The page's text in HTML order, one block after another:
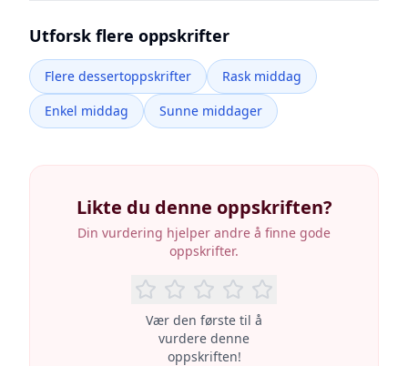
Utforsk flere oppskrifter
Flere dessertoppskrifter
Rask middag
Enkel middag
Sunne middager
Likte du denne oppskriften?
Din vurdering hjelper andre å finne gode
oppskrifter.
Vær den første til å
vurdere denne
oppskriften!